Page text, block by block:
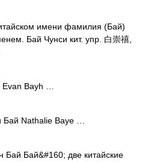
имени фамилия (Бай)
Бай Чунси кит. упр. 白崇禧,
Bayh …
Nathalie Baye …
Бай Бай&#160; две китайские